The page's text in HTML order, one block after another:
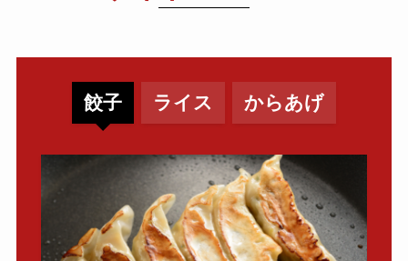
餃子 ライス からあげ